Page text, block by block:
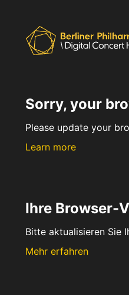
Sorry, your
Please update your
Learn more
Ihre Browser-
Bitte aktualisieren Sie
Mehr erfahren